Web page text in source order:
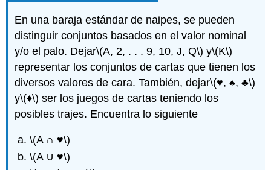
En una baraja estándar de naipes, se pueden
distinguir conjuntos basados en el valor nominal
y/o el palo. Dejar\(A, 2, . . . 9, 10, J, Q\) y\(K\)
representar los conjuntos de cartas que tienen los
diversos valores de cara. También, dejar\(♥, ♠, ♣\)
y\(♦\) ser los juegos de cartas teniendo los
posibles trajes. Encuentra lo siguiente
\(A ∩ ♥\)
\(A ∪ ♥\)